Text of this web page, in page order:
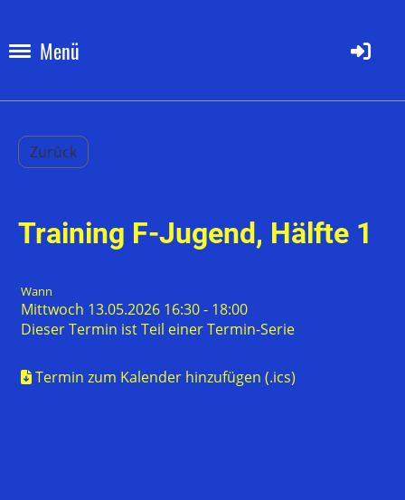
Menü
Zurück
Training F-Jugend, Hälfte 1
Wann
Mittwoch 13.05.2026 16:30 - 18:00
Dieser Termin ist Teil einerTermin-Serie
Termin zum Kalender hinzufügen (.ics)